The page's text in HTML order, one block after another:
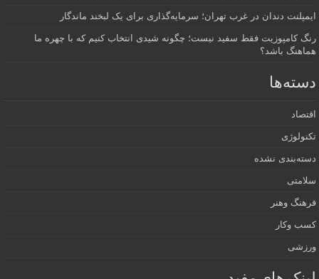
ایمپلنت دندان در غرب تهران؛ سرمایه‌گذاری برای یک لبخند ماندگار
رنگ کامپوزیت فقط سفید نیست؛ چگونه شیدی انتخاب کنیم که با چهره ما
هماهنگ باشد؟
دسته‌ها
اقتصاد
تکنولوژی
دسته‌بندی نشده
سلامتی
فرهنگ وهنر
کسب وکار
ورزشی